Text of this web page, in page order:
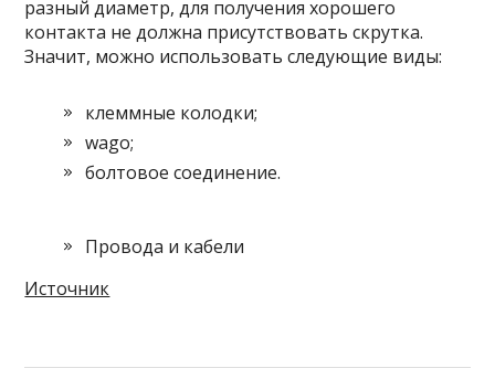
разный диаметр, для получения хорошего
контакта не должна присутствовать скрутка.
Значит, можно использовать следующие виды:
клеммные колодки;
wago;
болтовое соединение.
Провода и кабели
Источник